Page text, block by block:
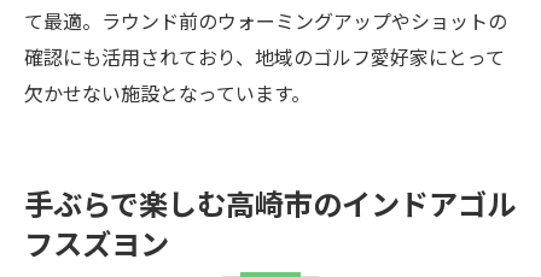
て最適。ラウンド前のウォーミングアップやショットの
確認にも活用されており、地域のゴルフ愛好家にとって
欠かせない施設となっています。
手ぶらで楽しむ高崎市のインドアゴル
フスズヨン